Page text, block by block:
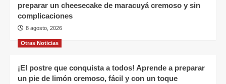
preparar un cheesecake de maracuyá cremoso y sin
complicaciones
8 agosto, 2026
Otras Noticias
¡El postre que conquista a todos! Aprende a preparar
un pie de limón cremoso, fácil y con un toque